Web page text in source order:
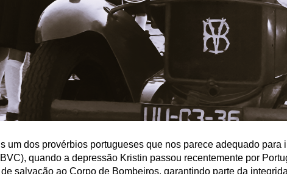
um dos provérbios portugueses que nos parece adequado
quando a depressão Kristin passou recentemente por
salvação ao Corpo de Bombeiros, garantindo parte da